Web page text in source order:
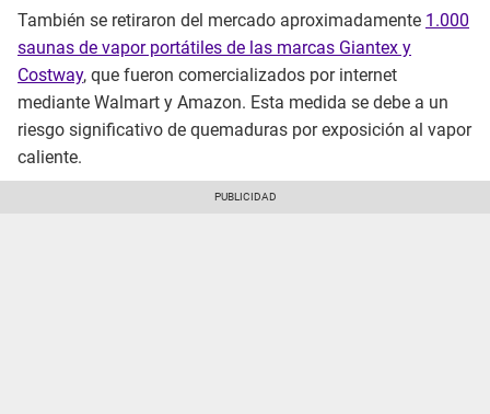
También se retiraron del mercado aproximadamente 1.000
saunas de vapor portátiles de las marcas Giantex y
Costway, que fueron comercializados por internet
mediante Walmart y Amazon. Esta medida se debe a un
riesgo significativo de quemaduras por exposición al vapor
caliente.